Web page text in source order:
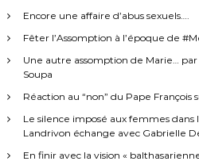
Encore une affaire d’abus sexuels….
Fêter l’Assomption à l’époque de
Une autre assomption de Marie…
Soupa
Réaction au “non” du Pape François
Le silence imposé aux femmes dans
Landrivon échange avec Gabrielle
En finir avec la vision «